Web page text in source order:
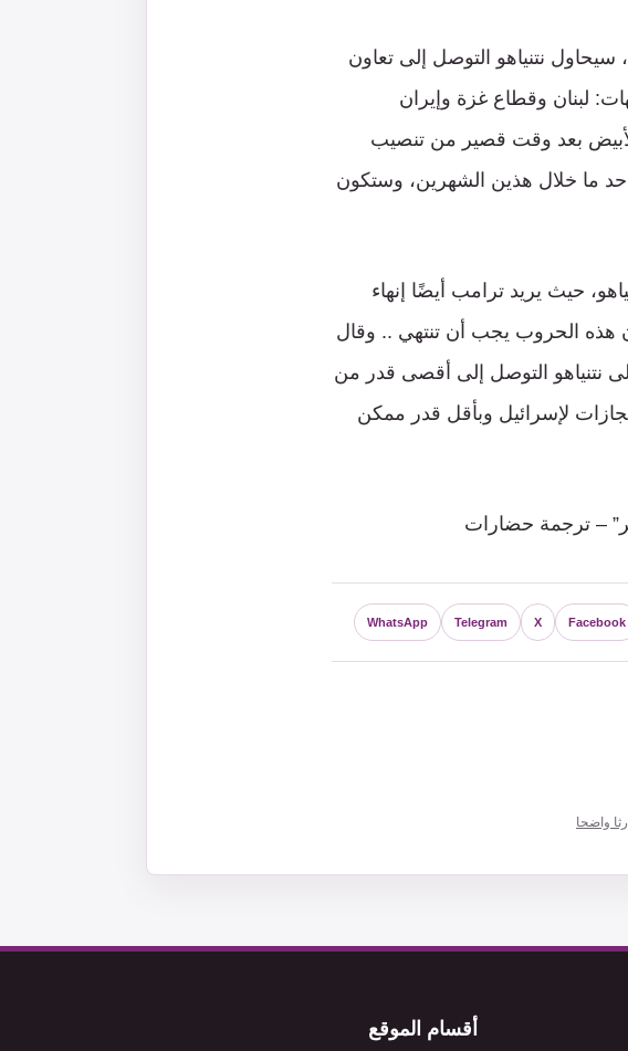
نتنياهو التوصل إلى تعاون
لبنان وقطاع غزة وإيران
بعد وقت قصير من تنصيب
حد ما خلال هذين الشهرين، وستكون
حيث يريد ترامب أيضًا إنهاء
هذه الحروب يجب أن تنتهي .. وقال
نتنياهو التوصل إلى أقصى قدر من
لإسرائيل وبأقل قدر ممكن
– ترجمة حضارات
Facebook
X
Telegram
WhatsApp
واضحا
أقسام الموقع